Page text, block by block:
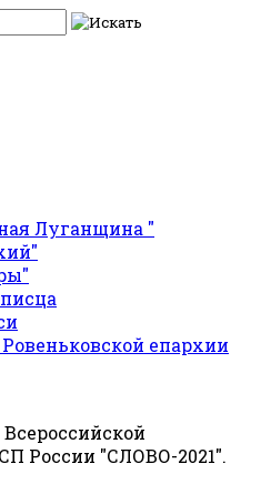
Луганщина "
епархии
России "СЛОВО-2021".